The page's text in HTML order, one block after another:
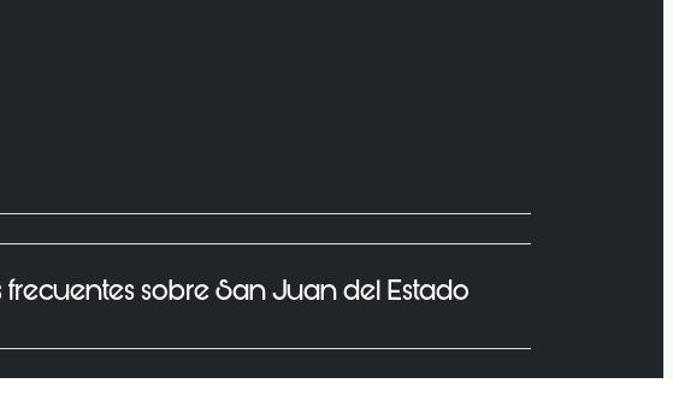
sobre San Juan del Estado